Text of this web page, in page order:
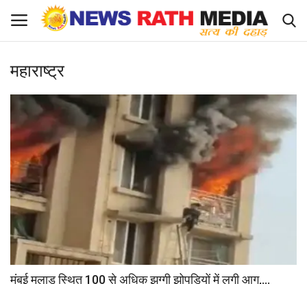
Login
About Us
राज्य-शहर
Apply for News Rath Media ID Card
देश
ज्योतिष
महाराष्ट्र
मुंबई मलाड स्थित 100 से अधिक झुग्गी झोपड़ियों में लगी आग,...